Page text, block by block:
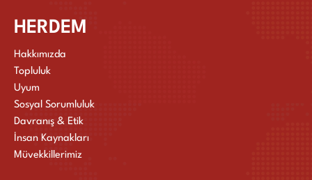
HERDEM
Hakkımızda
Topluluk
Uyum
Sosyal Sorumluluk
Davranış & Etik
İnsan Kaynakları
Müvekkillerimiz